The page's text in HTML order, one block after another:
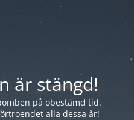
är stängd!
på obestämd tid.
alla dessa år!